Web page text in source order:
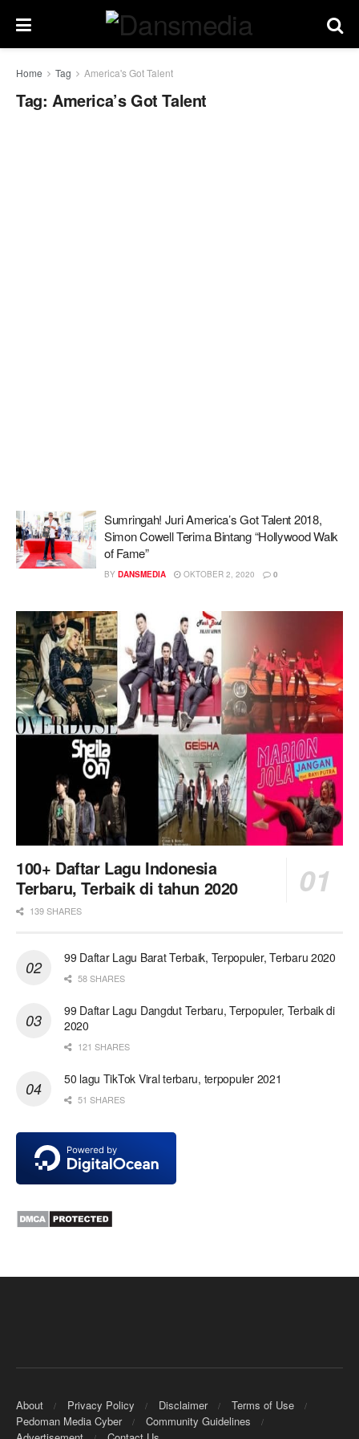
Home Tag America's Got Talent
Tag: America’s Got Talent
Sumringah! Juri America’s Got Talent 2018,
Simon Cowell Terima Bintang “Hollywood Walk
of Fame”
BY DANSMEDIA OKTOBER 2, 2020 0
100+ Daftar Lagu Indonesia
Terbaru, Terbaik di tahun 2020
139 SHARES
99 Daftar Lagu Barat Terbaik, Terpopuler, Terbaru 2020
58 SHARES
99 Daftar Lagu Dangdut Terbaru, Terpopuler, Terbaik di
2020
121 SHARES
50 lagu TikTok Viral terbaru, terpopuler 2021
51 SHARES
About Privacy Policy Disclaimer
Terms of Use
Pedoman Media Cyber
Community Guidelines